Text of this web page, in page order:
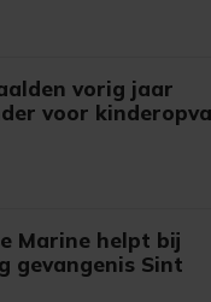
vorig jaar
voor
Marine helpt bij
gevangenis Sint